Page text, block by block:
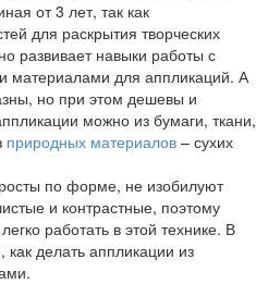
от 3 лет, так как
для раскрытия творческих
развивает навыки работы с
материалами для аппликаций. А
но при этом дешевы и
можно из бумаги, ткани,
природных материалов – сухих
по форме, не изобилуют
и контрастные, поэтому
работать в этой технике. В
делать аппликации из